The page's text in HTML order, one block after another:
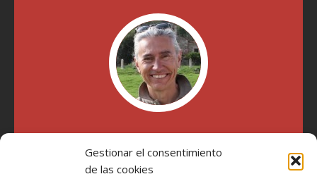
Gestionar el consentimiento
de las cookies
"Soy Manel Hospido, nací en Valencia en 1969 y desde el
año 2007 he escrito sobre motos en distintos medios.
Millatrece.com es una apuesta por escribir sobre lo que me